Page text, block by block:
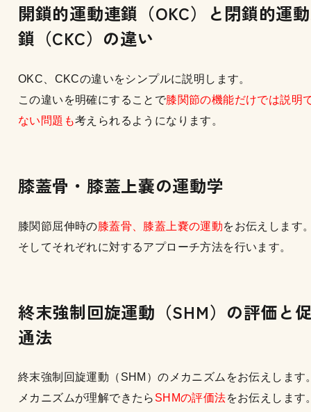
開鎖的運動連鎖（OKC）と閉鎖的運
鎖（CKC）の違い
OKC、CKCの違いをシンプルに説明します。
この違いを明確にすることで膝関節の機能だけでは説明
ない問題も考えられるようになります。
膝蓋骨・膝蓋上嚢の運動学
膝関節屈伸時の膝蓋骨、膝蓋上嚢の運動をお伝えします
そしてそれぞれに対するアプローチ方法を行います。
終末強制回旋運動（SHM）の評価と
通法
終末強制回旋運動（SHM）のメカニズムをお伝えします
メカニズムが理解できたら SHMの評価法をお伝えします